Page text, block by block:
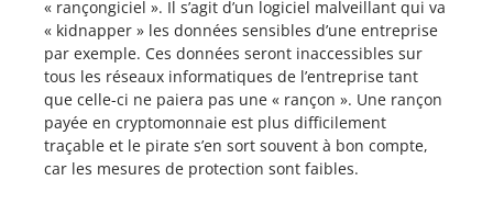
« rançongiciel ». Il s’agit d’un logiciel malveillant qui va
« kidnapper » les données sensibles d’une entreprise
par exemple. Ces données seront inaccessibles sur
tous les réseaux informatiques de l’entreprise tant
que celle-ci ne paiera pas une « rançon ». Une rançon
payée en cryptomonnaie est plus difficilement
traçable et le pirate s’en sort souvent à bon compte,
car les mesures de protection sont faibles.